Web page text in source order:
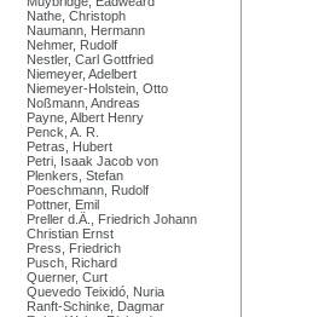
Nathe, Christoph
Naumann, Hermann
Nehmer, Rudolf
Nestler, Carl Gottfried
Niemeyer, Adelbert
Niemeyer-Holstein, Otto
Noßmann, Andreas
Payne, Albert Henry
Penck, A. R.
Petras, Hubert
Petri, Isaak Jacob von
Plenkers, Stefan
Poeschmann, Rudolf
Pottner, Emil
Preller d.Ä., Friedrich Johann
Christian Ernst
Press, Friedrich
Pusch, Richard
Querner, Curt
Quevedo Teixidó, Nuria
Ranft-Schinke, Dagmar